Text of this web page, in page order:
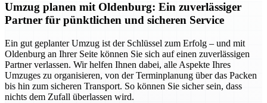
Umzug planen mit Oldenburg: Ein zuverlässiger
Partner für pünktlichen und sicheren Service
Ein gut geplanter Umzug ist der Schlüssel zum Erfolg – und mit
Oldenburg an Ihrer Seite können Sie sich auf einen zuverlässigen
Partner verlassen. Wir helfen Ihnen dabei, alle Aspekte Ihres
Umzuges zu organisieren, von der Terminplanung über das Packen
bis hin zum sicheren Transport. So können Sie sicher sein, dass
nichts dem Zufall überlassen wird.